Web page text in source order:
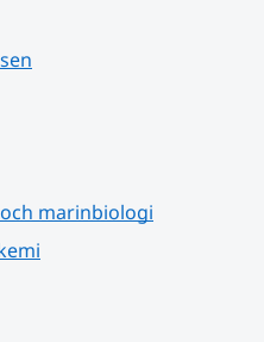
marinbiologi